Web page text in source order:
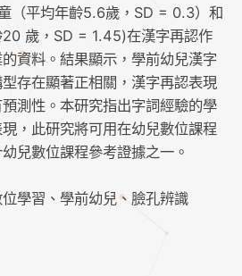
（平均年齡5.6歲，SD = 0.3）和
歲，SD = 1.45)在漢字再認作
資料。結果顯示，學前幼兒漢字
存在顯著正相關，漢字再認表現
測性。本研究指出字詞經驗的學
，此研究將可用在幼兒數位課程
兒數位課程參考證據之一。
學習、學前幼兒、臉孔辨識